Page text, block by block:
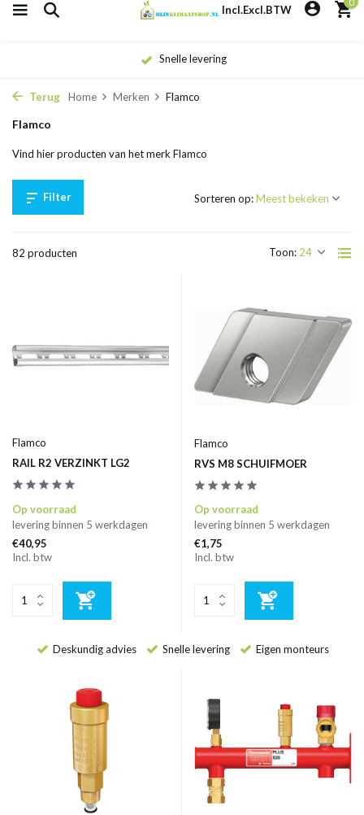
Incl.Excl.BTW
Snelle levering
Terug Home Merken Flamco
Flamco
Vind hier producten van het merk Flamco
Filter
82 producten Toon:
Sorteren op:
Flamco
RAIL R2 VERZINKT LG2
Op voorraad
levering binnen 5 werkdagen
€40,95
Incl. btw
Flamco
RVS M8 SCHUIFMOER
Op voorraad
levering binnen 5 werkdagen
€1,75
Incl. btw
Deskundig advies Snelle levering Eigen monteurs